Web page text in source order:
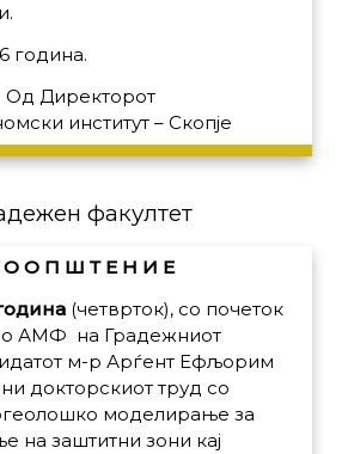
година.
Од Директорот
институт – Скопје
факултет
О О П Ш Т Е Н И Е
(четврток), со почеток
во АМФ на Градежниот
м-р Арѓент Ефљорим
докторскиот труд со
моделирање за
на заштитни зони кај